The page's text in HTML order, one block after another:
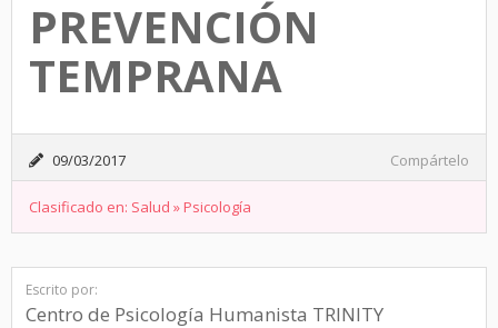
PREVENCIÓN
TEMPRANA
09/03/2017 Compártelo
Clasificado en: Salud »Psicología
Escrito por:
Centro de Psicología Humanista TRINITY